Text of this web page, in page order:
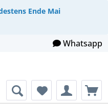
Ende Mai
Whatsapp